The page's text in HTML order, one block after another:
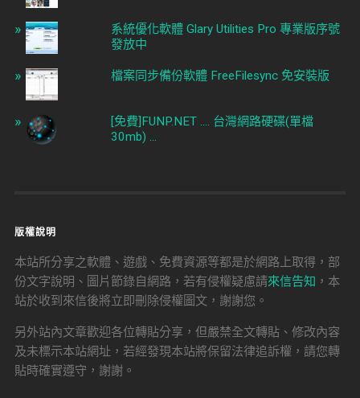
系統優化軟體 Glary Utilities Pro 專業版序號
發放中
檔案同步備份軟體 FreeFilesync 免安裝版
[免費]FUNP.NET .... 台灣網路硬碟(單檔
30mb) ...
版權說明
本站所分享之軟體、遊戲、免費資源等都是於網路上取得，部
份文字說明、圖片節錄自網路，若有侵權疑慮請來信告知 ，本
站於收到來信後將立即刪除侵權圖文，謝謝您。
另外站內文章歡迎各位轉貼分享，但嚴禁全文轉貼、修改內容
及未標示本站網址，若經發現本站將保留法律追訴權，請您轉
貼時確實遵守，謝謝。